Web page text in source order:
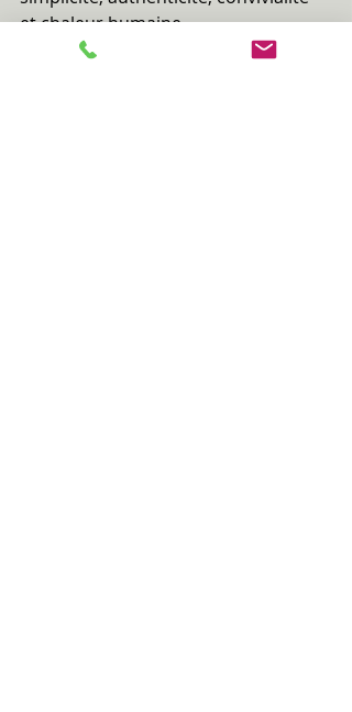
et chaleur humaine.